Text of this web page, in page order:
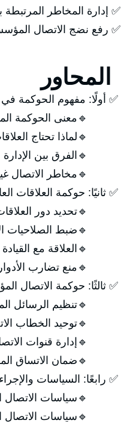
✅ إدارة المخاطر المرتبطة
✅ رفع نضج الاتصال
✅ أولًا: مفهوم الحوكمة
🔹معنى الحوكمة
🔹لماذا تحتاج
🔹الفرق بين الإدارة
🔹مخاطر الاتصال
✅ ثانيًا: حوكمة العلاقات
🔹تحديد دور العلاقات
🔹ضبط الصلاحيات
🔹العلاقة مع القيادة
🔹منع تضارب
✅ ثالثًا: حوكمة الاتصال
🔹تنظيم الرسائل
🔹توحيد الخطاب
🔹إدارة قنوات
🔹ضمان الاتساق
✅ رابعًا: السياسات
🔹سياسات الاتصال
🔹سياسات الاتصال